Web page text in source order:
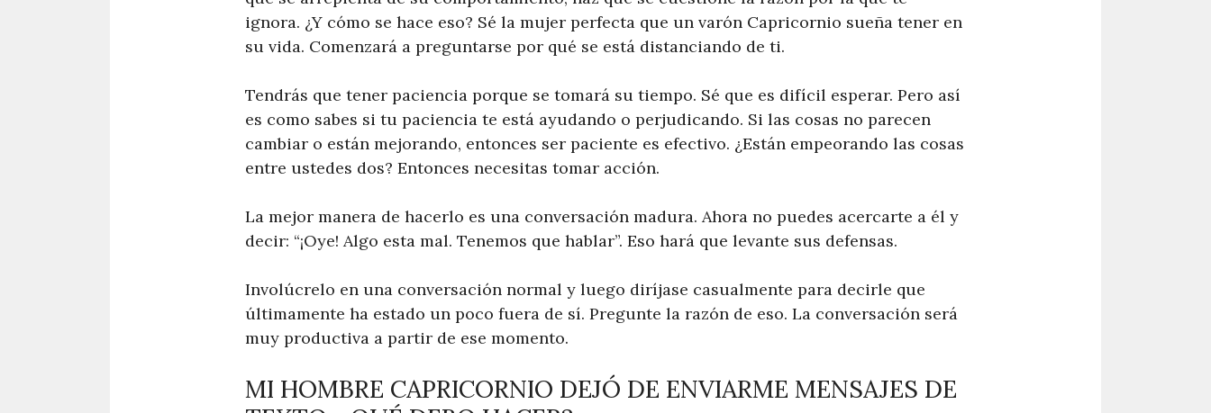
ignora. ¿Y cómo se hace eso? Sé la mujer perfecta que un varón Capricornio sueña tener en
su vida. Comenzará a preguntarse por qué se está distanciando de ti.
Tendrás que tener paciencia porque se tomará su tiempo. Sé que es difícil esperar. Pero así
es como sabes si tu paciencia te está ayudando o perjudicando. Si las cosas no parecen
cambiar o están mejorando, entonces ser paciente es efectivo. ¿Están empeorando las cosas
entre ustedes dos? Entonces necesitas tomar acción.
La mejor manera de hacerlo es una conversación madura. Ahora no puedes acercarte a él y
decir: “¡Oye! Algo esta mal. Tenemos que hablar”. Eso hará que levante sus defensas.
Involúcrelo en una conversación normal y luego diríjase casualmente para decirle que
últimamente ha estado un poco fuera de sí. Pregunte la razón de eso. La conversación será
muy productiva a partir de ese momento.
MI HOMBRE CAPRICORNIO DEJÓ DE ENVIARME MENSAJES DE